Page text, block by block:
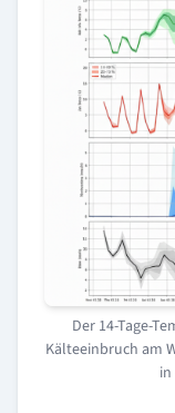
Der 14-Tage-
Kälteeinbruch am